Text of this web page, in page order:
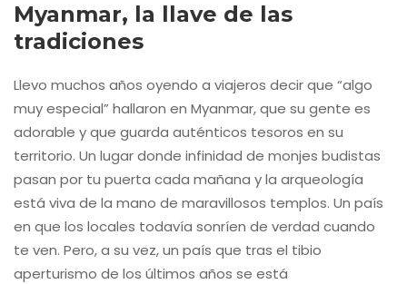
Myanmar, la llave de las
tradiciones
Llevo muchos años oyendo a viajeros decir que “algo
muy especial” hallaron en Myanmar, que su gente es
adorable y que guarda auténticos tesoros en su
territorio. Un lugar donde infinidad de monjes budistas
pasan por tu puerta cada mañana y la arqueología
está viva de la mano de maravillosos templos. Un país
en que los locales todavía sonríen de verdad cuando
te ven. Pero, a su vez, un país que tras el tibio
aperturismo de los últimos años se está